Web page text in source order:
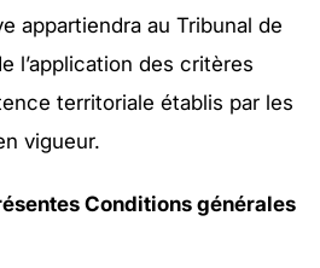
appartiendra au Tribunal de
l’application des critères
territoriale établis par les
vigueur.
Conditions générales